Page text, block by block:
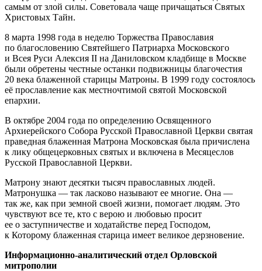
самым от злой силы. Советовала чаще причащаться Святых
Христовых Тайн.
8 марта 1998 года в неделю Торжества Православия
по благословению Святейшего Патриарха Московского
и Всея Руси Алексия II на Даниловском кладбище в Москве
были обретены честные останки подвижницы благочестия
20 века блаженной старицы Матроны. В 1999 году состоялось
её прославление как местночтимой святой Московской
епархии.
В октябре 2004 года по определению Освященного
Архиерейского Собора Русской Православной Церкви святая
праведная блаженная Матрона Московская была причислена
к лику общецерковных святых и включена в Месяцеслов
Русской Православной Церкви.
Матрону знают десятки тысяч православных людей.
Матронушка — так ласково называют ее многие. Она —
так же, как при земной своей жизни, помогает людям. Это
чувствуют все те, кто с верою и любовью просит
ее о заступничестве и ходатайстве перед Господом,
к Которому блаженная старица имеет великое дерзновение.
Информационно-аналитический отдел Орловской
митрополии